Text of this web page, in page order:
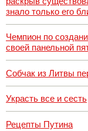
знало только его
Чемпион по
своей панельной
Собчак из Литвы
Украсть все и сесть
Рецепты Путина